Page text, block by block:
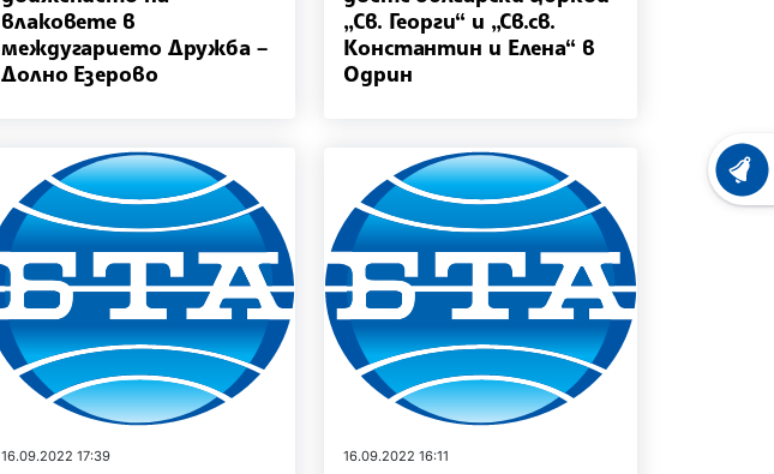
влаковете в
междугарието Дружба –
Долно Езерово
„Св. Георги“ и „Св.св.
Константин и Елена“ в
Одрин
16.09.2022 17:39 16.09.2022 16:11